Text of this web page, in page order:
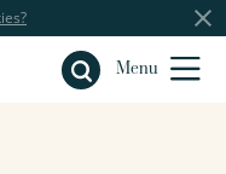
Menu
Sluiten